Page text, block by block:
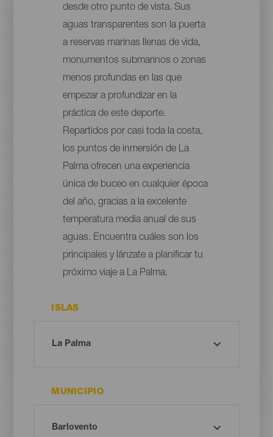
desde otro punto de vista. Sus
aguas transparentes son la puerta
a reservas marinas llenas de vida,
monumentos submarinos o zonas
menos profundas en las que
empezar a profundizar en la
práctica de este deporte.
Repartidos por casi toda la costa,
los puntos de inmersión de La
Palma ofrecen una experiencia
única de buceo en cualquier época
del año, gracias a la excelente
temperatura media anual de sus
aguas. Encuentra cuáles son los
principales y lánzate a planificar tu
próximo viaje a La Palma.
ISLAS
MUNICIPIO